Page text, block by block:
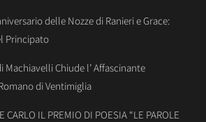
delle Nozze di Ranieri e Grace:
Principato
Machiavelli Chiude l’ Affascinante
di Ventimiglia
CARLO IL PREMIO DI POESIA “LE PAROLE